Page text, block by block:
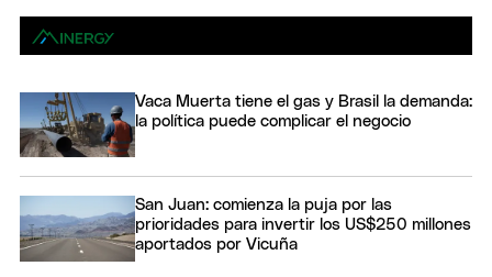
Vaca Muerta tiene el gas y Brasil la demanda:
la política puede complicar el negocio
San Juan: comienza la puja por las
prioridades para invertir los US$250 millones
aportados por Vicuña